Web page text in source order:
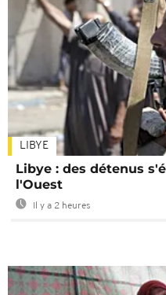
LIBYE
Libye : des détenus
l'Ouest
Il y a 2 heures